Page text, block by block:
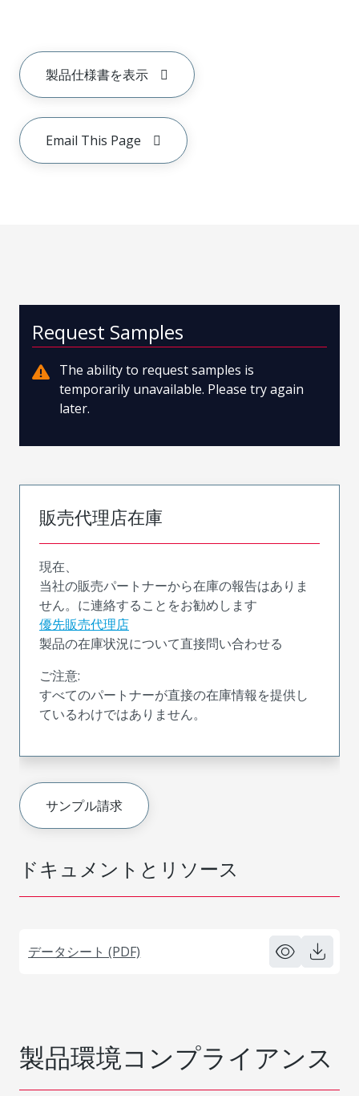
製品仕様書を表示
Email This Page
ドキュメントとリソース
データシート (PDF)
Request Samples
The ability to request samples is
temporarily unavailable. Please try again
later.
販売代理店在庫
現在、
当社の販売パートナーから在庫の報告はありま
せん。に連絡することをお勧めします
優先販売代理店
製品の在庫状況について直接問い合わせる
ご注意:
すべてのパートナーが直接の在庫情報を提供し
ているわけではありません。
サンプル請求
製品環境コンプライアンス